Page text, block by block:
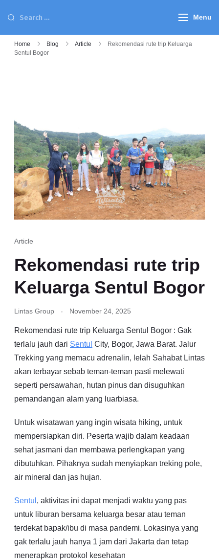
Menu
Home Blog Article
Rekomendasi rute trip Keluarga
Sentul Bogor
Article
Rekomendasi rute trip
Keluarga Sentul Bogor
Lintas Group November 24, 2025
Rekomendasi rute trip Keluarga Sentul Bogor : Gak
terlalu jauh dari Sentul City, Bogor, Jawa Barat. Jalur
Trekking yang memacu adrenalin, lelah Sahabat Lintas
akan terbayar sebab teman-teman pasti melewati
seperti persawahan, hutan pinus dan disuguhkan
pemandangan alam yang luarbiasa.
Untuk wisatawan yang ingin wisata hiking, untuk
mempersiapkan diri. Peserta wajib dalam keadaan
sehat jasmani dan membawa perlengkapan yang
dibutuhkan. Pihaknya sudah menyiapkan treking pole,
air mineral dan jas hujan.
Sentul , aktivitas ini dapat menjadi waktu yang pas
untuk liburan bersama keluarga besar atau teman
terdekat bapak/ibu di masa pandemi. Lokasinya yang
gak terlalu jauh hanya 1 jam dari Jakarta dan tetap
menerapkan protokol kesehatan